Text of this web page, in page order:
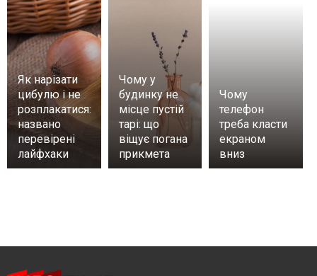
Як нарізати
цибулю і не
розплакатися:
названо
перевірені
лайфхаки
Чому у
будинку не
місце пустій
тарі: що
віщує погана
прикмета
Чому
телефон
треба класти
екраном
вниз